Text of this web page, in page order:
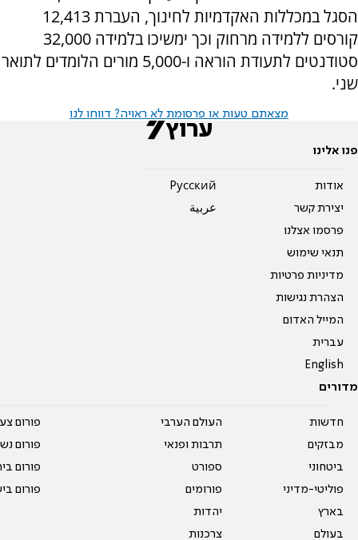
הסגל במכללות האקדמיות לחינוך, העברת 12,413
קורסים ללמידה מרחוק וכך ימשיכו בלמידה 32,000
סטודנטים לתעודת הוראה ו-5,000 מורים הלומדים לתואר
שני.
מצאתם טעות או פרסומת לא ראויה? דווחו לנו
פנו אלינו
אודות
יצירת קשר
פרסמו אצלנו
תנאי שימוש
מדיניות פרטיות
הצהרת נגישות
המייל האדום
עברית
English
Pусский
عربية
מדורים
חדשות
מבזקים
ביטחוני
פוליטי-מדיני
בארץ
בעולם
העולם הערבי
תרבות ופנאי
ספורט
פורומים
יהדות
צרכנות
פורום
פורום
פורום
פורום